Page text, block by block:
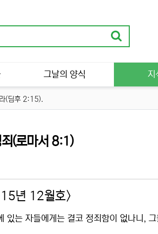
그날의 양식 지
(딤후 2:15).
(로마서 8:1)
년 12월호>
있는 자들에게는 결코 정죄함이 없나니,